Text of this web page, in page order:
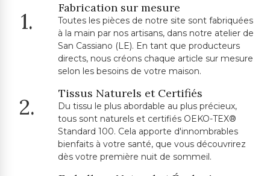
1.
Fabrication sur mesure
Toutes les pièces de notre site sont fabriquées
à la main par nos artisans, dans notre atelier de
San Cassiano (LE). En tant que producteurs
directs, nous créons chaque article sur mesure
selon les besoins de votre maison.
2.
Tissus Naturels et Certifiés
Du tissu le plus abordable au plus précieux,
tous sont naturels et certifiés OEKO-TEX®
Standard 100. Cela apporte d'innombrables
bienfaits à votre santé, que vous découvrirez
dès votre première nuit de sommeil.